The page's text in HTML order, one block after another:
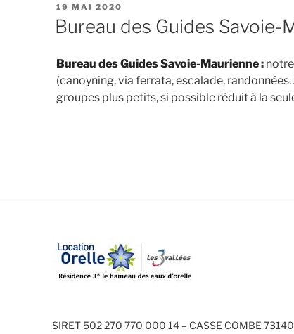
Bonneval-
Arc
Une
aventure
PUBLIÉ
LE
19 MAI 2020
Bureau des Guides Savoie-
Bureau des Guides Savoie-Maurienne:
(canoyning, via ferrata, escalade,
groupes plus petits, si possible réduit à la
SIRET 502 270 770 000 14 – CASSE COMBE